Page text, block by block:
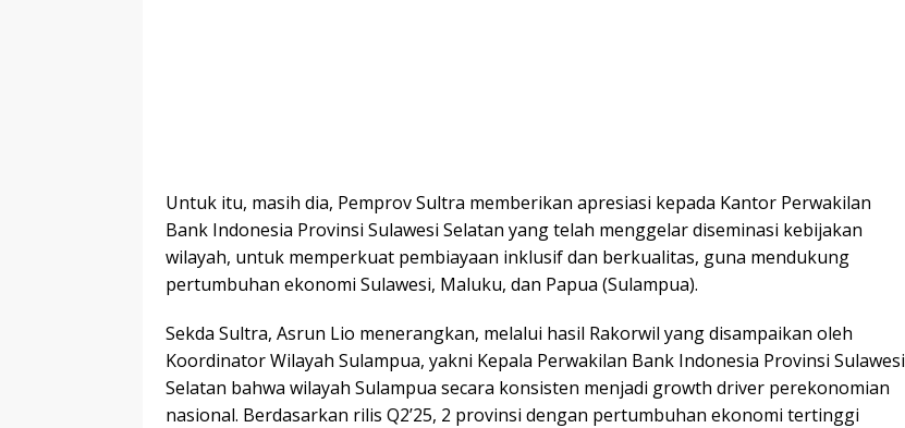
Untuk itu, masih dia, Pemprov Sultra memberikan apresiasi kepada Kantor Perwakilan
Bank Indonesia Provinsi Sulawesi Selatan yang telah menggelar diseminasi kebijakan
wilayah, untuk memperkuat pembiayaan inklusif dan berkualitas, guna mendukung
pertumbuhan ekonomi Sulawesi, Maluku, dan Papua (Sulampua).
Sekda Sultra, Asrun Lio menerangkan, melalui hasil Rakorwil yang disampaikan oleh
Koordinator Wilayah Sulampua, yakni Kepala Perwakilan Bank Indonesia Provinsi Sulawesi
Selatan bahwa wilayah Sulampua secara konsisten menjadi growth driver perekonomian
nasional. Berdasarkan rilis Q2’25, 2 provinsi dengan pertumbuhan ekonomi tertinggi